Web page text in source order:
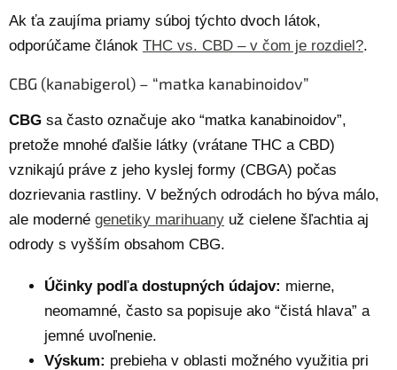
Ak ťa zaujíma priamy súboj týchto dvoch látok,
odporúčame článok THC vs. CBD – v čom je rozdiel?.
CBG (kanabigerol) – “matka kanabinoidov”
CBG sa často označuje ako “matka kanabinoidov”,
pretože mnohé ďalšie látky (vrátane THC a CBD)
vznikajú práve z jeho kyslej formy (CBGA) počas
dozrievania rastliny. V bežných odrodách ho býva málo,
ale moderné genetiky marihuany už cielene šľachtia aj
odrody s vyšším obsahom CBG.
Účinky podľa dostupných údajov: mierne,
neomamné, často sa popisuje ako “čistá hlava” a
jemné uvoľnenie.
Výskum: prebieha v oblasti možného využitia pri